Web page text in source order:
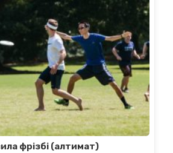
фрізбі (алтимат)